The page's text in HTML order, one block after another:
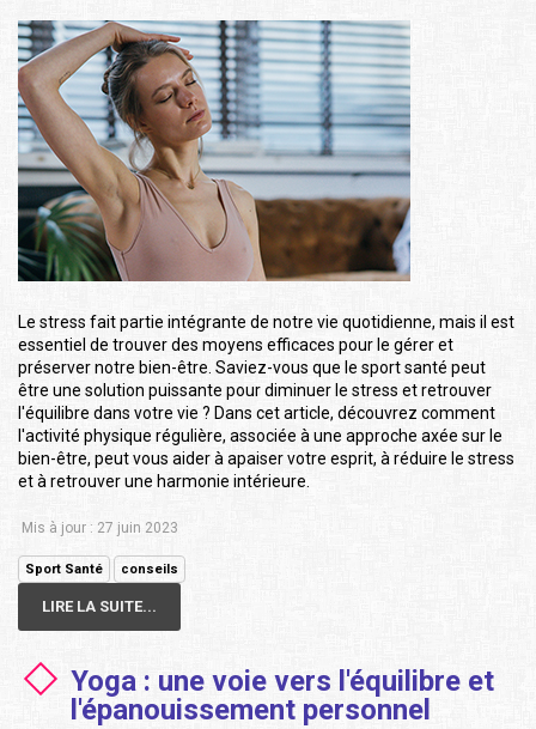
Le stress fait partie intégrante de notre vie quotidienne, mais il est
essentiel de trouver des moyens efficaces pour le gérer et
préserver notre bien-être. Saviez-vous que le sport santé peut
être une solution puissante pour diminuer le stress et retrouver
l'équilibre dans votre vie ? Dans cet article, découvrez comment
l'activité physique régulière, associée à une approche axée sur le
bien-être, peut vous aider à apaiser votre esprit, à réduire le stress
et à retrouver une harmonie intérieure.
Mis à jour : 27 juin 2023
Sport Santé conseils
LIRE LA SUITE...
Yoga : une voie vers l'équilibre et
l'épanouissement personnel